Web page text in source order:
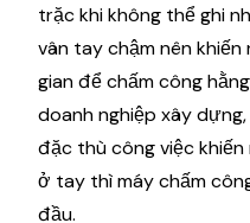
trặc khi không thể ghi
vân tay chậm nên
gian để chấm công
doanh nghiệp xây
đặc thù công việc
ở tay thì máy chấm
đầu.